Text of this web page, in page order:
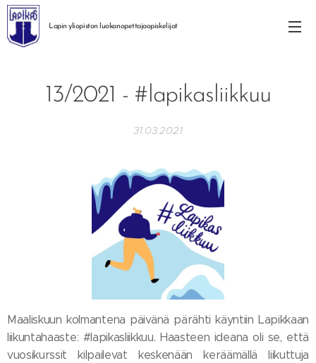
Lapin yliopiston luokanopettajaopiskelijat
13/2021 - #lapikasliikkuu
31.03.2021
Maaliskuun kolmantena päivänä pärähti käyntiin Lapikkaan
liikuntahaaste: #lapikasliikkuu. Haasteen ideana oli se, että
vuosikurssit kilpailevat keskenään keräämällä liikuttuja